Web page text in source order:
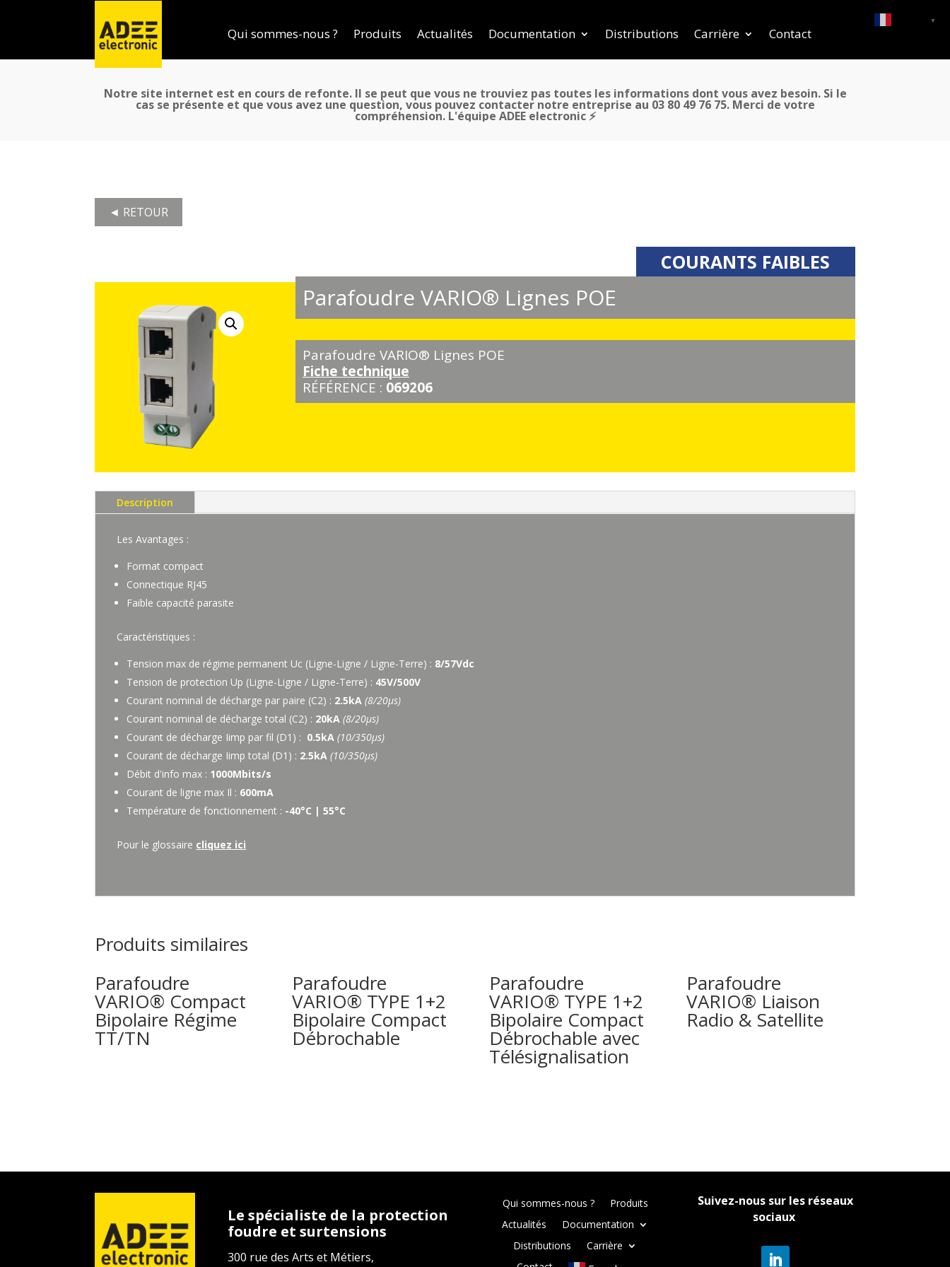
Qui sommes-nous ? Produits Actualités Documentation Distributions Carrière Contact
Notre site internet est en cours de refonte. Il se peut que vous ne trouviez pas toutes les informations dont vous avez besoin. Si le
cas se présente et que vous avez une question, vous pouvez contacter notre entreprise au 03 80 49 76 75. Merci de votre
compréhension. L'équipe ADEE electronic ⚡
◄ RETOUR
COURANTS FAIBLES
Parafoudre VARIO® Lignes POE
Parafoudre VARIO® Lignes POE
Fiche technique
RÉFÉRENCE : 069206
Description
Les Avantages :
Format compact
Connectique RJ45
Faible capacité parasite
Caractéristiques :
Tension max de régime permanent Uc (Ligne-Ligne / Ligne-Terre) : 8/57Vdc
Tension de protection Up (Ligne-Ligne / Ligne-Terre) : 45V/500V
Courant nominal de décharge par paire (C2) : 2.5kA (8/20µs)
Courant nominal de décharge total (C2) : 20kA (8/20µs)
Courant de décharge Iimp par fil (D1) : 0.5kA (10/350µs)
Courant de décharge Iimp total (D1) : 2.5kA (10/350µs)
Débit d'info max : 1000Mbits/s
Courant de ligne max Il : 600mA
Température de fonctionnement : -40°C | 55°C
Pour le glossaire cliquez ici
Produits similaires
Parafoudre
VARIO® Compact
Bipolaire Régime
TT/TN
Parafoudre
VARIO® TYPE 1+2
Bipolaire Compact
Débrochable
Parafoudre
VARIO® TYPE 1+2
Bipolaire Compact
Débrochable avec
Télésignalisation
Parafoudre
VARIO® Liaison
Radio & Satellite
Le spécialiste de la protection
foudre et surtensions
300 rue des Arts et Métiers,
Qui sommes-nous ?
Produits
Actualités
Documentation
Distributions
Carrière
Suivez-nous sur les réseaux
sociaux
▼